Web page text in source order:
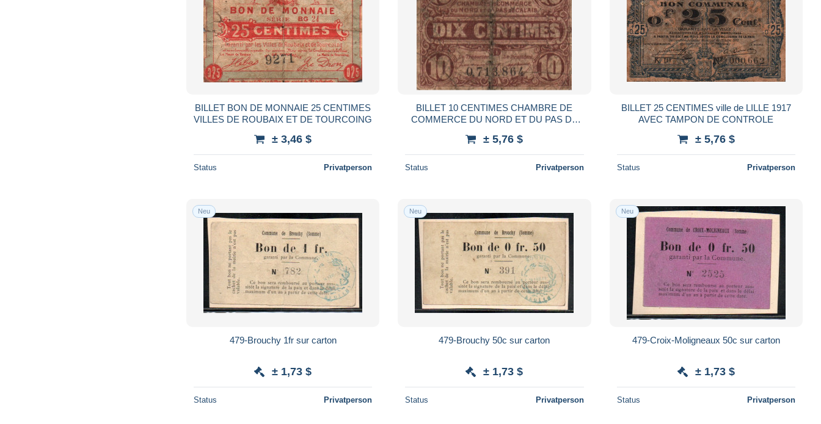
BILLET BON DE MONNAIE 25 CENTIMES
VILLES DE ROUBAIX ET DE TOURCOING
± 3,46 $
Status Privatperson
BILLET 10 CENTIMES CHAMBRE DE
COMMERCE DU NORD ET DU PAS DE
± 5,76 $
Status Privatperson
BILLET 25 CENTIMES ville de LILLE 1917
AVEC TAMPON DE CONTROLE
± 5,76 $
Status Privatperson
Neu
479-Brouchy 1fr sur carton
± 1,73 $
Status Privatperson
Neu
479-Brouchy 50c sur carton
± 1,73 $
Status Privatperson
Neu
479-Croix-Moligneaux 50c sur carton
± 1,73 $
Status Privatperson